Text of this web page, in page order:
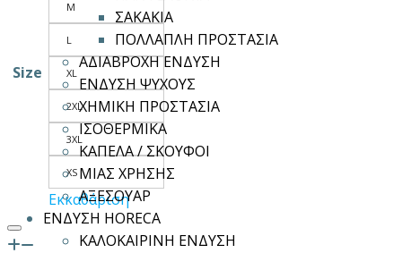
ΣΑΚΑΚΙΑ
ΠΟΛΛΑΠΛΗ ΠΡΟΣΤΑΣΙΑ
ΑΔΙΑΒΡΟΧΗ ΕΝΔΥΣΗ
ΕΝΔΥΣΗ ΨΥΧΟΥΣ
ΧΗΜΙΚΗ ΠΡΟΣΤΑΣΙΑ
ΙΣΟΘΕΡΜΙΚΑ
ΚΑΠΕΛΑ / ΣΚΟΥΦΟΙ
ΜΙΑΣ ΧΡΗΣΗΣ
ΑΞΕΣΟΥΑΡ
ΕΝΔΥΣΗ HORECA
ΚΑΛΟΚΑΙΡΙΝΗ ΕΝΔΥΣΗ
Size
M
L
XL
2XL
3XL
XS
Εκκαθάριση